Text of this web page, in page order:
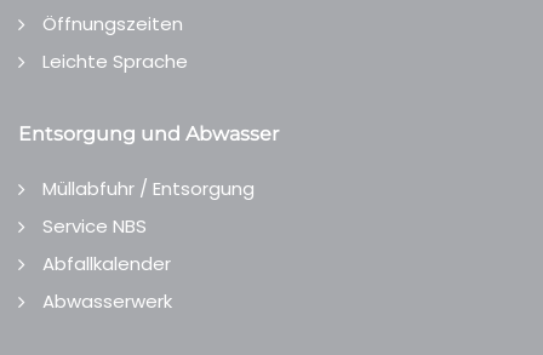
Öffnungszeiten
Leichte Sprache
Entsorgung und Abwasser
Müllabfuhr / Entsorgung
Service NBS
Abfallkalender
Abwasserwerk